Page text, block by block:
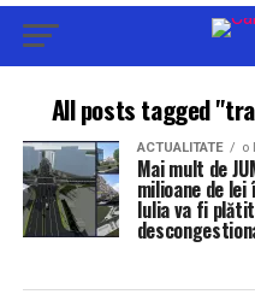
All posts tagged
ACTUALITATE o
Mai mult de
milioane de
Iulia va fi